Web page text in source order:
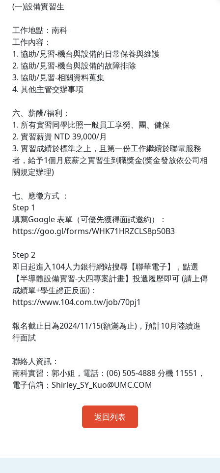
(一)設備實習生
工作地點：南科
工作內容：
1. 協助/見習-機台與設備的日常保養與維護
2. 協助/見習-機台與設備的故障排除
3. 協助/見習-相關資料蒐集
4. 其他主管交辦事項
六、薪酬/福利：
1. 所有實習同學比照一般員工享勞、團、健保
2. 實習薪資 NTD 39,000/月
3. 實習成績於標準之上，且第一份工作繼續於聯電服務
者，給予1個月底薪之實習生到職獎金(獎金發放依公司相
關規定辦理)
七、應徵方式 ：
Step 1
填寫Google 表單（可優先獲得面試邀約）：
https://goo.gl/forms/WHK71HRZCLS8p50B3
Step 2
即日起進入104人力銀行網站搜尋【聯華電子】，點選
【半導體設備實習-大四專案計畫】投遞履歷即可 (請上傳
成績單+學生證正反面)：
https://www.104.com.tw/job/70pj1
報名截止日為2024/11/15(額滿為止)，預計10月陸續進
行面試
聯絡人資訊：
南科實習：郭小姐，電話：(06) 505-4888 分機 11551，
電子信箱：Shirley_SY_Kuo@UMC.COM
返回列表